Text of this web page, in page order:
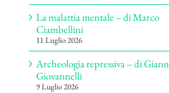
La malattia mentale – di Marco
Ciambellini
11 Luglio 2026
Archeologia repressiva – di
Giovannelli
9 Luglio 2026